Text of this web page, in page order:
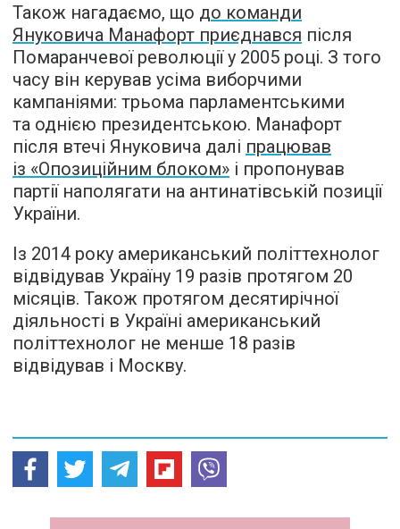
Також нагадаємо, що до команди
Януковича Манафорт приєднався після
Помаранчевої революції у 2005 році. З того
часу він керував усіма виборчими
кампаніями: трьома парламентськими
та однією президентською. Манафорт
після втечі Януковича далі працював
із «Опозиційним блоком» і пропонував
партії наполягати на антинатівській позиції
України.
Із 2014 року американський політтехнолог
відвідував Україну 19 разів протягом 20
місяців. Також протягом десятирічної
діяльності в Україні американський
політтехнолог не менше 18 разів
відвідував і Москву.